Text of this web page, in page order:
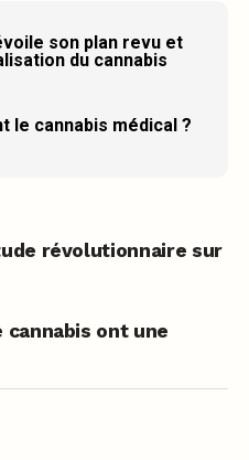
son plan revu et
du cannabis
le cannabis médical ?
révolutionnaire sur
ont une